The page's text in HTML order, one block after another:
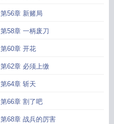
第56章 新赌局
第58章 一柄废刀
第60章 开花
第62章 必须上缴
第64章 斩天
第66章 割了吧
第68章 战兵的厉害